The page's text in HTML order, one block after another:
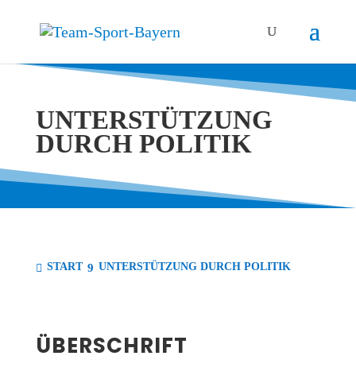
UNTER­STÜT­ZUNG
DURCH POLITIK
START UNTER­STÜT­ZUNG DURCH POLITIK
ÜBER­SCHRIFT